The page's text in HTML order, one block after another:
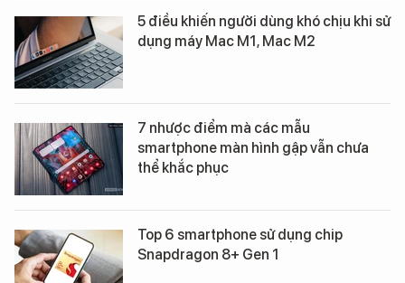
5 điều khiến người dùng khó chịu khi sử
dụng máy Mac M1, Mac M2
7 nhược điểm mà các mẫu
smartphone màn hình gập vẫn chưa
thể khắc phục
Top 6 smartphone sử dụng chip
Snapdragon 8+ Gen 1